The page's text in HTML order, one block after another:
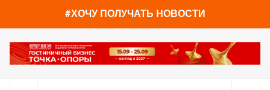
#ХОЧУ ПОЛУЧАТЬ НОВОСТИ